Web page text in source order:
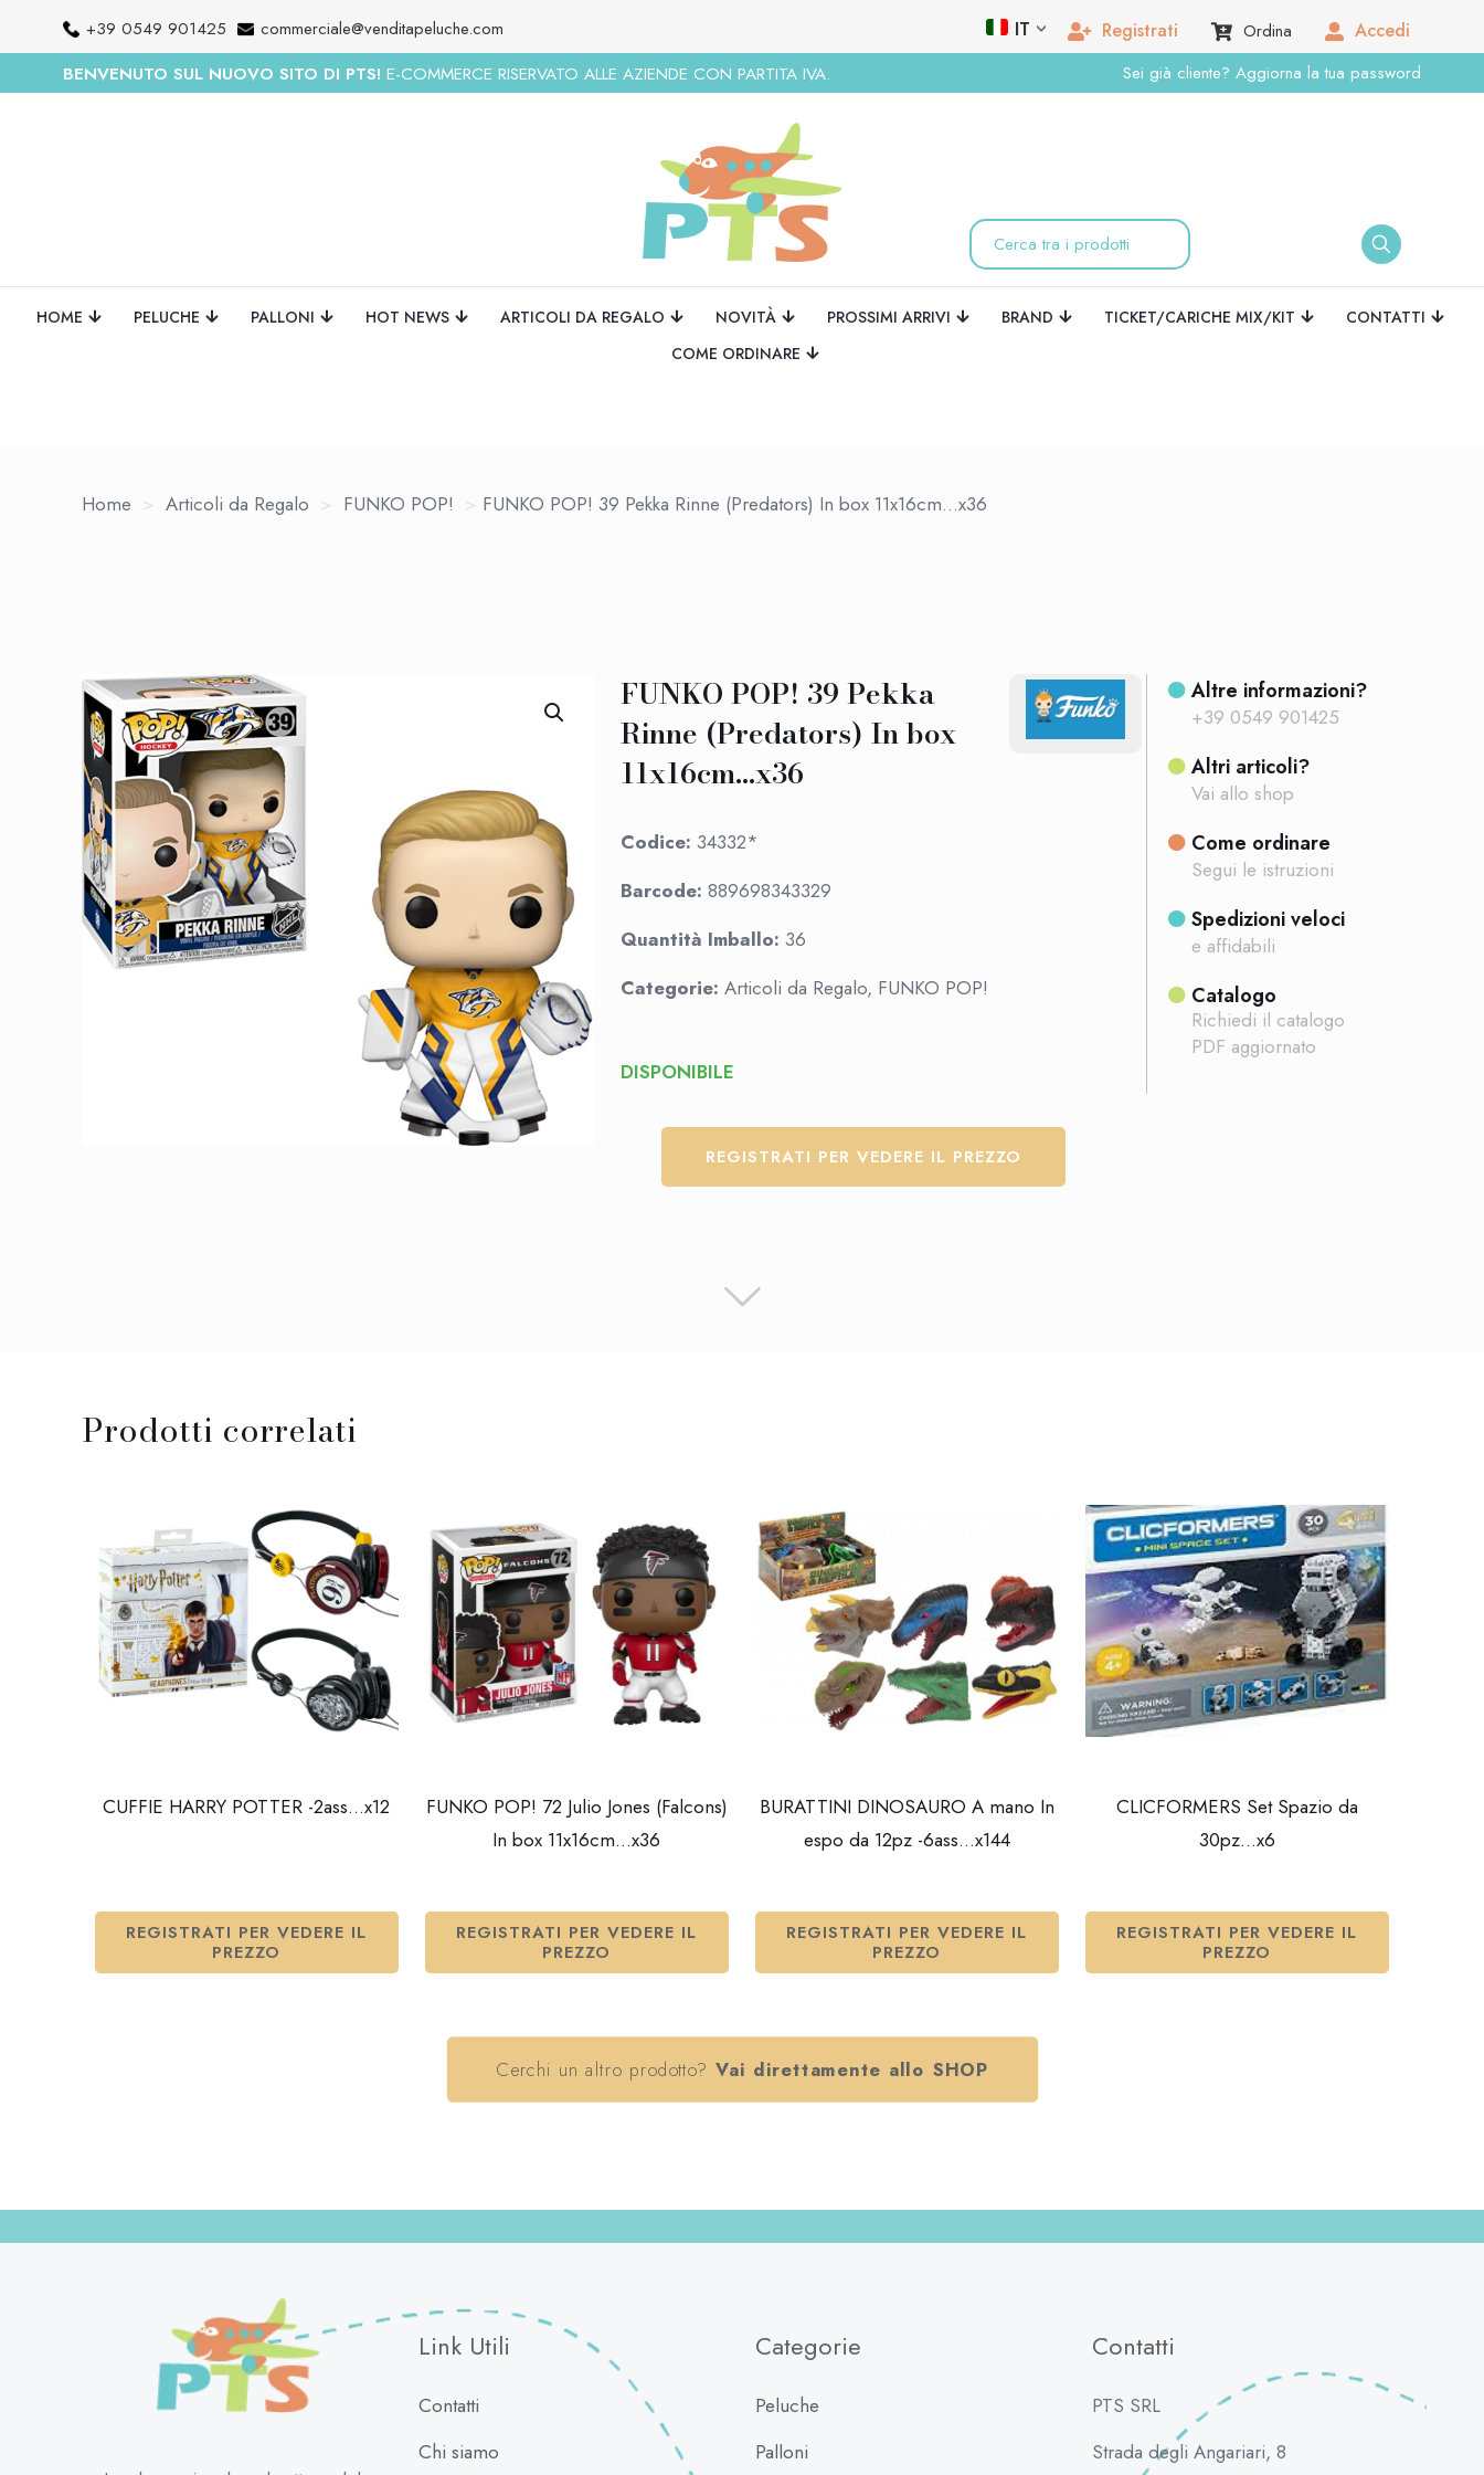
+39 0549 901425 commerciale@venditapeluche.com IT Registrati Ordina Accedi
BENVENUTO SUL NUOVO SITO DI PTS! E-COMMERCE RISERVATO ALLE AZIENDE CON PARTITA IVA. Sei già cliente? Aggiorna la tua password
HOME PELUCHE PALLONI HOT NEWS ARTICOLI DA REGALO NOVITÀ PROSSIMI ARRIVI BRAND TICKET/CARICHE MIX/KIT
CONTATTI
COME ORDINARE
Home > Articoli da Regalo > FUNKO POP! > FUNKO POP! 39 Pekka Rinne (Predators) In box 11x16cm…x36
FUNKO POP! 39 Pekka
Rinne (Predators) In box
11x16cm…x36
Codice: 34332*
Barcode: 889698343329
Quantità Imballo: 36
Categorie: Articoli da Regalo, FUNKO POP!
DISPONIBILE
REGISTRATI PER VEDERE IL PREZZO
Altre informazioni?
+39 0549 901425
Altri articoli?
Vai allo shop
Come ordinare
Segui le istruzioni
Spedizioni veloci
e affidabili
Catalogo
Richiedi il catalogo
PDF aggiornato
Prodotti correlati
CUFFIE HARRY POTTER -2ass…x12
REGISTRATI PER VEDERE IL
PREZZO
FUNKO POP! 72 Julio Jones (Falcons)
In box 11x16cm…x36
REGISTRATI PER VEDERE IL
PREZZO
BURATTINI DINOSAURO A mano In
espo da 12pz -6ass…x144
REGISTRATI PER VEDERE IL
PREZZO
CLICFORMERS Set Spazio da
30pz…x6
REGISTRATI PER VEDERE IL
PREZZO
Cerchi un altro prodotto? Vai direttamente allo SHOP
Link Utili
Contatti
Chi siamo
Categorie
Peluche
Palloni
Contatti
PTS SRL
Strada degli Angariari, 8